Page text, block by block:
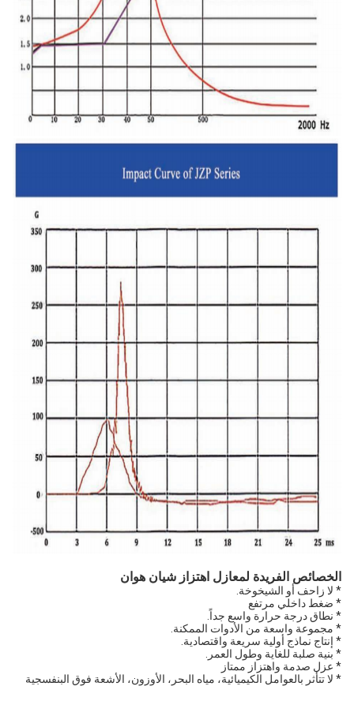
الخصائص الفريدة لمعازل اهتزاز شيان هوان
* لا زاحف أو الشيخوخة.
* ضغط داخلي مرتفع
* نطاق درجة حرارة واسع جداً.
* مجموعة واسعة من الأدوات الممكنة.
* إنتاج نماذج أولية سريعة واقتصادية.
* بنية صلبة للغاية وطول العمر.
* عزل صدمة واهتزاز ممتاز
* لا تتأثر بالعوامل الكيميائية، مياه البحر، الأوزون، الأشعة فوق البنفسجية